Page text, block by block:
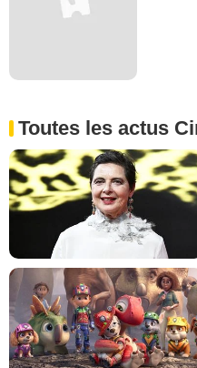
Toutes les actus